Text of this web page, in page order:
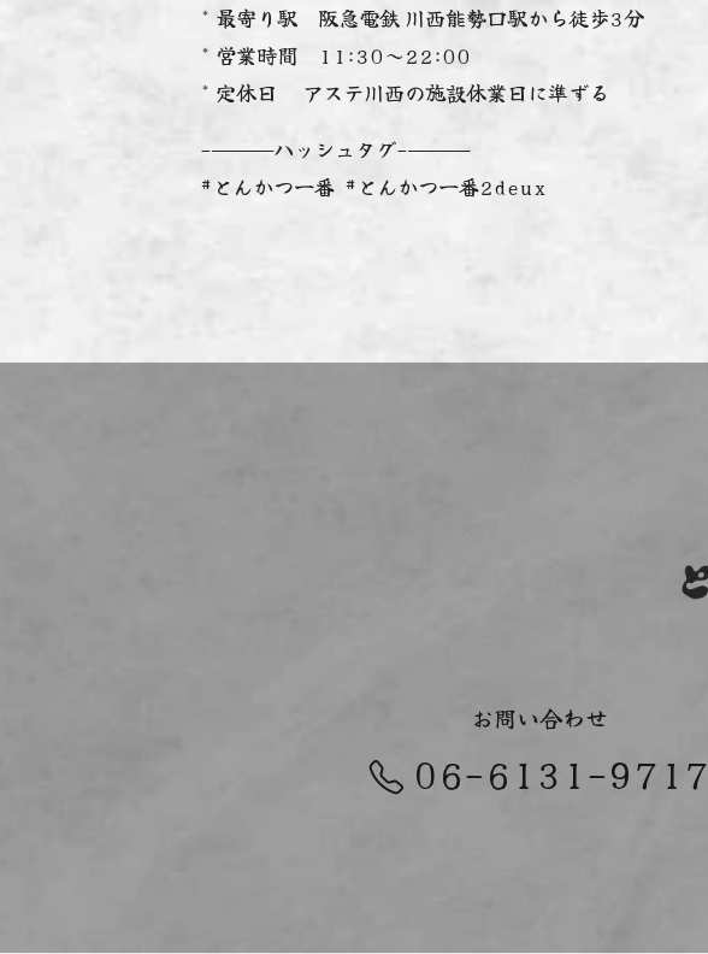
* 最寄り駅 阪急電鉄 川西能勢口駅から徒歩3分
* 営業時間 11:30～22:00
* 定休日 アステ川西の施設休業日に準ずる
-———ハッシュタグ-———
#とんかつ一番 #とんかつ一番2deux
お問い合わせ
06-6131-9717